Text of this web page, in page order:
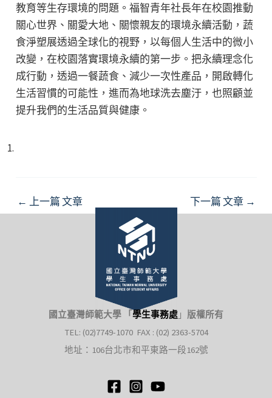
教育等生存環境的問題。福智青年社長年在校園推動
關心世界、關愛大地、關懷親友的環境永續活動，蔬
食淨塑展透過全球化的視野，以每個人生活中的微小
改變，在校園落實環境永續的第一步。把永續理念化
成行動，透過一餐蔬食、減少一次性產品，開啟轉化
生活習慣的可能性，進而為地球洗去塵汙，也照顧並
提升我們的生活品質與健康。
Post
navigation
← 上一篇 文章 下一篇 文章 →
國立臺灣師範大學 「 學生事務處 」 版權所有
TEL: (02)7749-1070 FAX : (02) 2363-5704
地址：106台北市和平東路一段162號